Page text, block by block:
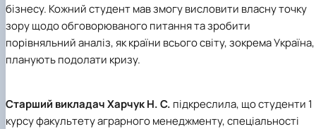
бізнесу. Кожний студент мав змогу висловити власну точку
зору щодо обговорюваного питання та зробити
порівняльний аналіз, як країни всього світу, зокрема Україна,
планують подолати кризу.
Старший викладач Харчук Н. С. підкреслила, що студенти 1
курсу факультету аграрного менеджменту, спеціальності